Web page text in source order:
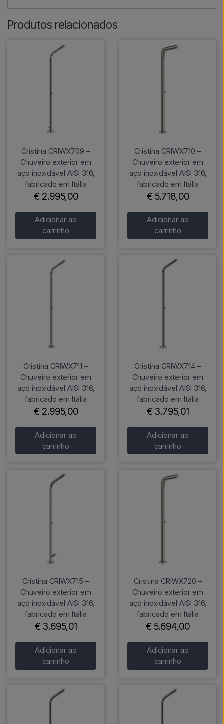
Produtos relacionados
Cristina CRIWX709 –
Chuveiro exterior em
aço inoxidável AISI 316,
fabricado em Itália
€ 2.995,00
Adicionar ao
carrinho
Cristina CRIWX710 –
Chuveiro exterior em
aço inoxidável AISI 316,
fabricado em Itália
€ 5.718,00
Adicionar ao
carrinho
Cristina CRIWX711 –
Chuveiro exterior em
aço inoxidável AISI 316,
fabricado em Itália
€ 2.995,00
Adicionar ao
carrinho
Cristina CRIWX714 –
Chuveiro exterior em
aço inoxidável AISI 316,
fabricado em Itália
€ 3.795,01
Adicionar ao
carrinho
Cristina CRIWX715 –
Chuveiro exterior em
aço inoxidável AISI 316,
fabricado em Itália
€ 3.695,01
Adicionar ao
carrinho
Cristina CRIWX720 –
Chuveiro exterior em
aço inoxidável AISI 316,
fabricado em Itália
€ 5.694,00
Adicionar ao
carrinho